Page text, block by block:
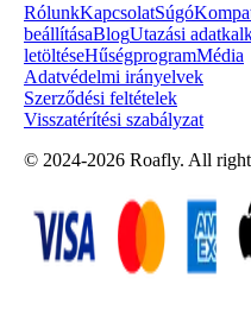
RólunkKapcsolatSúgó
beállításaBlogUtazási
letöltéseHűségprogramMédia
Adatvédelmi irányelvek
Szerződési feltételek
Visszatérítési szabályzat
© 2024-2026 Roafly. All